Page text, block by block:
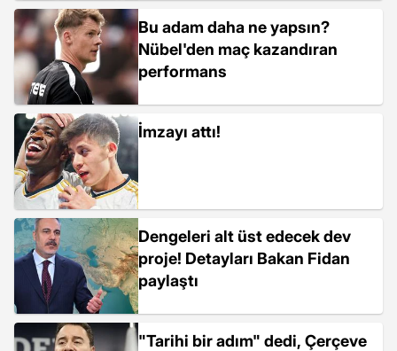
Bu adam daha ne yapsın?
Nübel'den maç kazandıran
performans
İmzayı attı!
Dengeleri alt üst edecek dev
proje! Detayları Bakan Fidan
paylaştı
"Tarihi bir adım" dedi, Çerçeve